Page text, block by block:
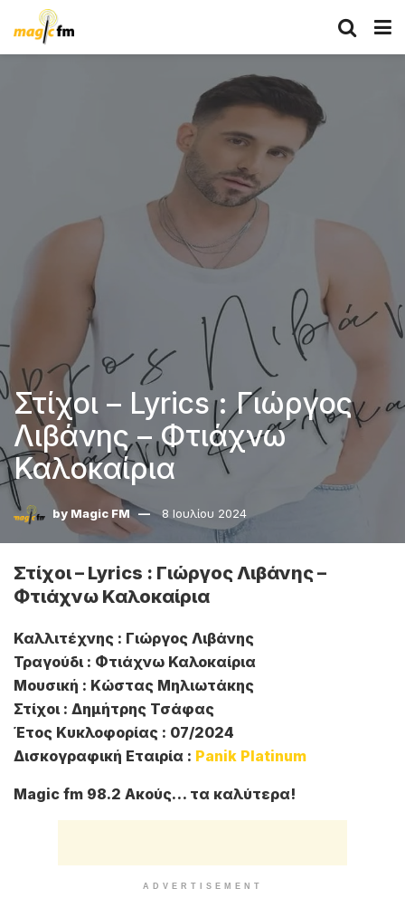
Στίχοι – Lyrics : Γιώργος
Λιβάνης – Φτιάχνω
Καλοκαίρια
by Magic FM 8 Ιουλίου 2024
Στίχοι – Lyrics : Γιώργος Λιβάνης –
Φτιάχνω Καλοκαίρια
Καλλιτέχνης : Γιώργος Λιβάνης
Τραγούδι : Φτιάχνω Καλοκαίρια
Μουσική : Κώστας Μηλιωτάκης
Στίχοι : Δημήτρης Τσάφας
Έτος Κυκλοφορίας : 07/2024
Δισκογραφική Εταιρία : Panik Platinum
Magic fm 98.2 Ακούς… τα καλύτερα!
ADVERTISEMENT